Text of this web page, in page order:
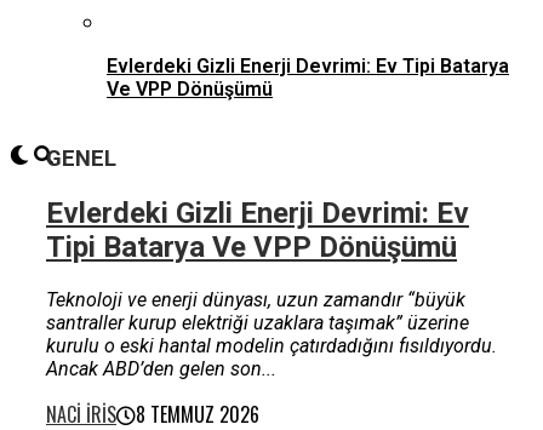
Evlerdeki Gizli Enerji Devrimi: Ev Tipi Batarya
Ve VPP Dönüşümü
GENEL
Evlerdeki Gizli Enerji Devrimi: Ev
Tipi Batarya Ve VPP Dönüşümü
Teknoloji ve enerji dünyası, uzun zamandır “büyük
santraller kurup elektriği uzaklara taşımak” üzerine
kurulu o eski hantal modelin çatırdadığını fısıldıyordu.
Ancak ABD’den gelen son...
NACI İRIS 8 TEMMUZ 2026